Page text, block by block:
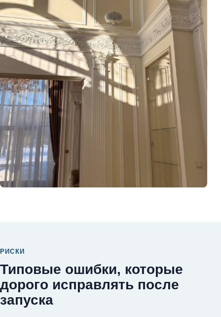
РИСКИ
Типовые ошибки, которые
дорого исправлять после
запуска